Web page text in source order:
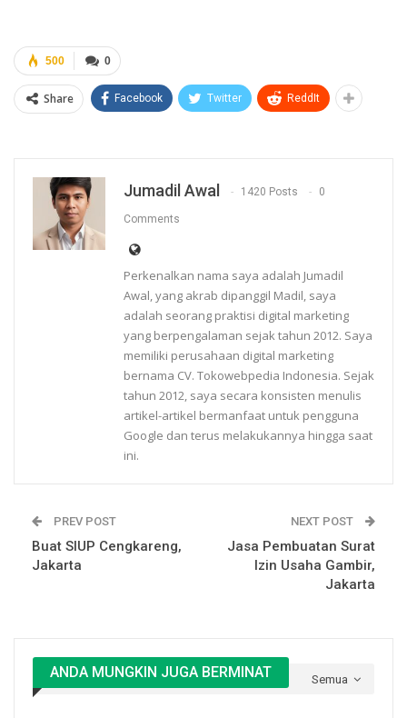
0
500
Share Facebook Twitter ReddIt
Jumadil Awal 1420 Posts 0
Comments
Perkenalkan nama saya adalah Jumadil
Awal, yang akrab dipanggil Madil, saya
adalah seorang praktisi digital marketing
yang berpengalaman sejak tahun 2012. Saya
memiliki perusahaan digital marketing
bernama CV. Tokowebpedia Indonesia. Sejak
tahun 2012, saya secara konsisten menulis
artikel-artikel bermanfaat untuk pengguna
Google dan terus melakukannya hingga saat
ini.
PREV POST
Buat SIUP Cengkareng,
Jakarta
NEXT POST
Jasa Pembuatan Surat
Izin Usaha Gambir,
Jakarta
Semua
ANDA MUNGKIN JUGA BERMINAT